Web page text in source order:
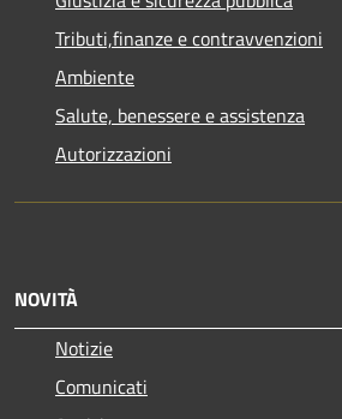
Tributi,finanze e contravvenzioni
Ambiente
Salute, benessere e assistenza
Autorizzazioni
NOVITÀ
Notizie
Comunicati